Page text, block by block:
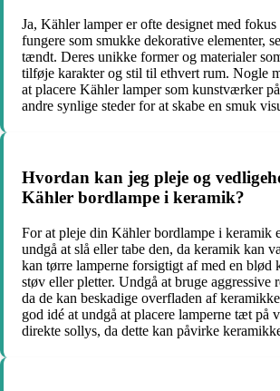
Ja, Kähler lamper er ofte designet med
fungere som smukke dekorative elementer,
tændt. Deres unikke former og materialer
tilføje karakter og stil til ethvert rum. Nogle
at placere Kähler lamper som kunstværker
andre synlige steder for at skabe en smuk
Hvordan kan jeg pleje og
Kähler bordlampe i keramik?
For at pleje din Kähler bordlampe i keramik
undgå at slå eller tabe den, da keramik kan
kan tørre lamperne forsigtigt af med en blød
støv eller pletter. Undgå at bruge aggressive
da de kan beskadige overfladen af
god idé at undgå at placere lamperne tæt på
direkte sollys, da dette kan påvirke